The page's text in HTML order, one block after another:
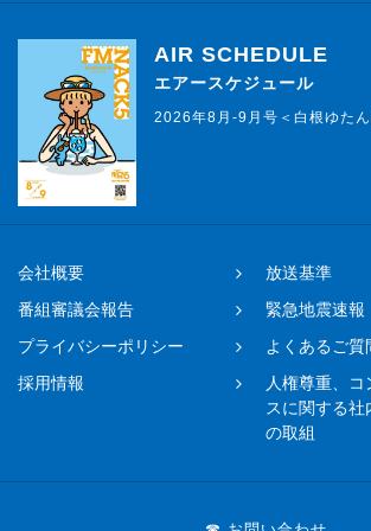
AIR SCHEDULE
エアースケジュール
2026年8月-9月号＜白根ゆたん
会社概要
放送基準
番組審議会報告
緊急地震速報
プライバシーポリシー
よくあるご質
採用情報
人権尊重、
スに関する社
の取組